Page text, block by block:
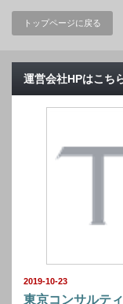
トップページに戻る
運営会社HPはこち
2019-10-23
東京コンサルテ